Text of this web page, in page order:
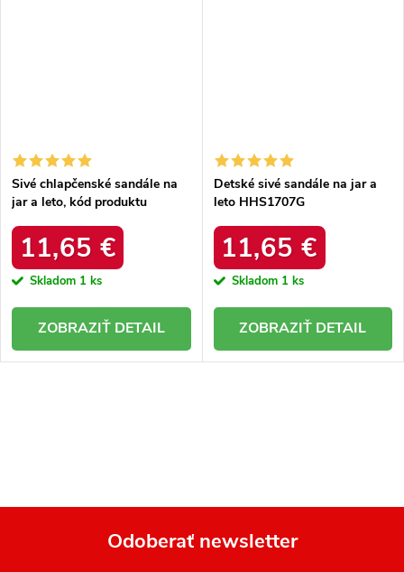
Sivé chlapčenské sandále na
jar a leto, kód produktu
11,65 €
Skladom 1 ks
DETAIL
Detské sivé sandále na jar a
leto HHS1707G
11,65 €
Skladom 1 ks
DETAIL
d
Odoberať newsletter